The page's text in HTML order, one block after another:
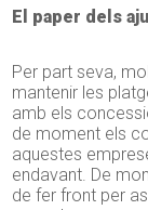
El paper dels
Per part seva,
mantenir les
amb els
de moment els
aquestes
endavant. De
de fer front per